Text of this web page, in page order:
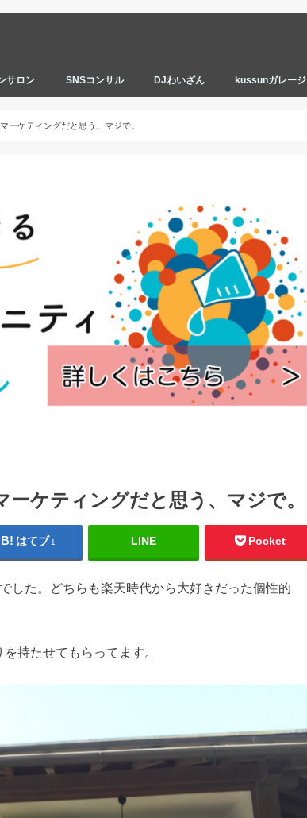
サロン SNSコンサル DJわいざん kussunガレージ
ーケティングだと思う、マジで。
ケティングだと思う、マジで。
はてブ 1 LINE Pocket
した。どちらも楽天時代から大好きだった個性的
持たせてもらってます。